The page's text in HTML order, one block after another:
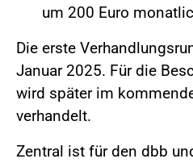
um 200 Euro
Die erste
Januar 2025. Für die
wird später im
verhandelt.
Zentral ist für den dbb